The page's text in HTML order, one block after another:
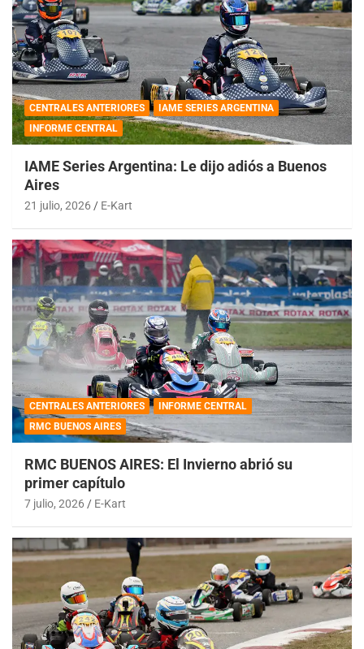
CENTRALES ANTERIORES
IAME SERIES ARGENTINA
INFORME CENTRAL
IAME Series Argentina: Le dijo adiós a Buenos
Aires
21 julio, 2026 E-Kart
CENTRALES ANTERIORES
INFORME CENTRAL
RMC BUENOS AIRES
RMC BUENOS AIRES: El Invierno abrió su
primer capítulo
7 julio, 2026 E-Kart